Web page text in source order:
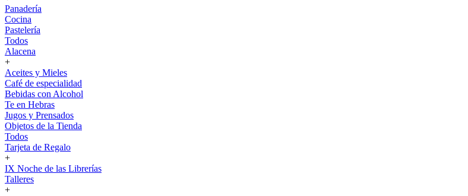
Panadería
Cocina
Pastelería
Todos
Alacena
+
Aceites y Mieles
Café de especialidad
Bebidas con Alcohol
Te en Hebras
Jugos y Prensados
Objetos de la Tienda
Todos
Tarjeta de Regalo
+
IX Noche de las Librerías
Talleres
+